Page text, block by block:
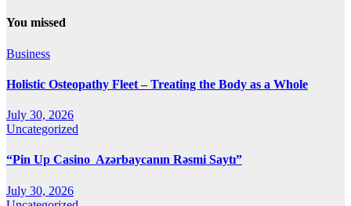
You missed
Business
Holistic Osteopathy Fleet – Treating the Body as a Whole
July 30, 2026
Uncategorized
“Pin Up Casino ️ Azərbaycanın Rəsmi Saytı”
July 30, 2026